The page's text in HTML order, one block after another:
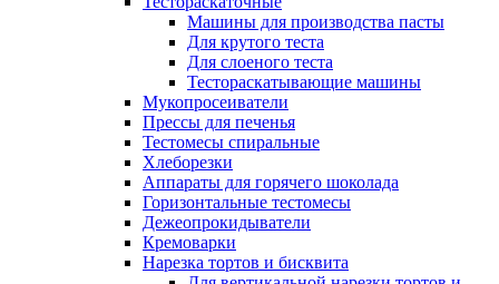
Машины для производства пасты
Для крутого теста
Для слоеного теста
Тестораскатывающие машины
Мукопросеиватели
Прессы для печенья
Тестомесы спиральные
Хлеборезки
Аппараты для горячего шоколада
Горизонтальные тестомесы
Дежеопрокидыватели
Кремоварки
Нарезка тортов и бисквита